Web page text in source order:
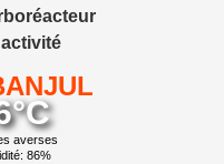
averses
86%